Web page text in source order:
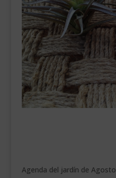
Agenda del jardín de Agosto